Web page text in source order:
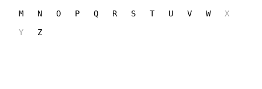
M
N O P Q R S T U V W
X
Y
Z